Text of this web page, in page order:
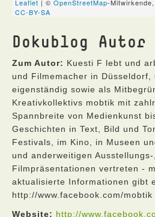
Dokublog Autor
Zum Autor: Kuesti F lebt und
und Filmemacher in Düsseldorf,
eigenständig sowie als
Kreativkollektivs mobtik mit
Spannbreite von Medienkunst
Geschichten in Text, Bild und
Festivals, im Kino, in Museen
und anderweitigen
Filmpräsentationen vertreten -
aktualisierte Informationen gibt
http://www.facebook.com/mobtik
Website: http://